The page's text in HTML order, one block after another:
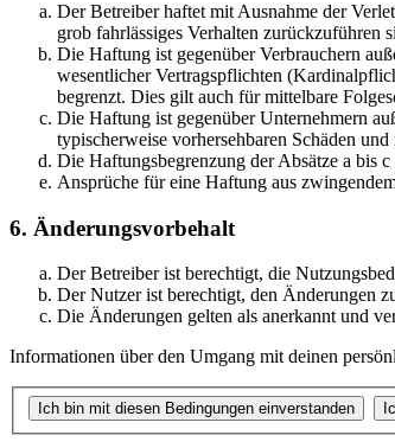
Der Betreiber haftet mit Ausnahme der
grob fahrlässiges Verhalten zurückzuführen
Die Haftung ist gegenüber Verbrauchern
wesentlicher Vertragspflichten
begrenzt. Dies gilt auch für mittelbare
Die Haftung ist gegenüber Unternehmern
typischerweise vorhersehbaren Schäden
Die Haftungsbegrenzung der Absätze a bis
Ansprüche für eine Haftung aus
6. Änderungsvorbehalt
Der Betreiber ist berechtigt, die
Der Nutzer ist berechtigt, den Änderungen
Die Änderungen gelten als anerkannt und
Informationen über den Umgang mit deinen